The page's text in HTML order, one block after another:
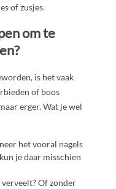
of zusjes.
om te
is het vaak
of boos
erger. Wat je wel
het vooral nagels
je daar misschien
Of zonder